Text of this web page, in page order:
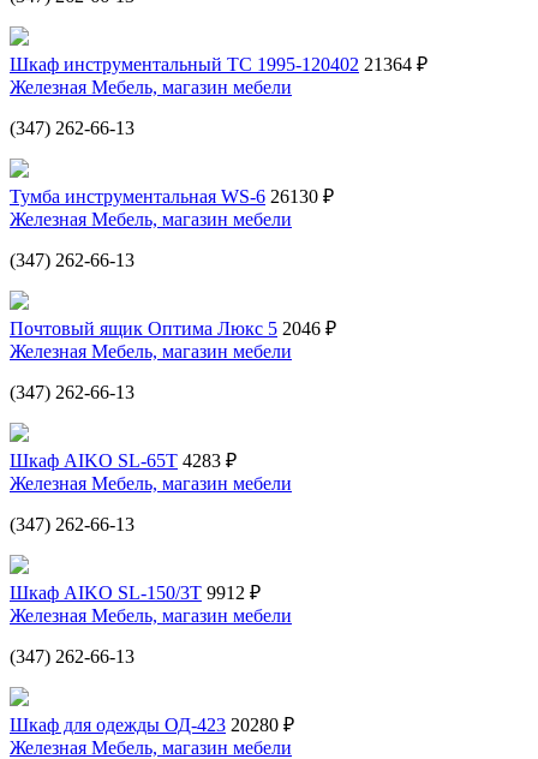
Шкаф инструментальный ТС 1995-120402 21364 ₽
Железная Мебель, магазин мебели
(347) 262-66-13
Тумба инструментальная WS-6 26130 ₽
Железная Мебель, магазин мебели
(347) 262-66-13
Почтовый ящик Оптима Люкс 5 2046 ₽
Железная Мебель, магазин мебели
(347) 262-66-13
Шкаф AIKO SL-65T 4283 ₽
Железная Мебель, магазин мебели
(347) 262-66-13
Шкаф AIKO SL-150/3T 9912 ₽
Железная Мебель, магазин мебели
(347) 262-66-13
Шкаф для одежды ОД-423 20280 ₽
Железная Мебель, магазин мебели